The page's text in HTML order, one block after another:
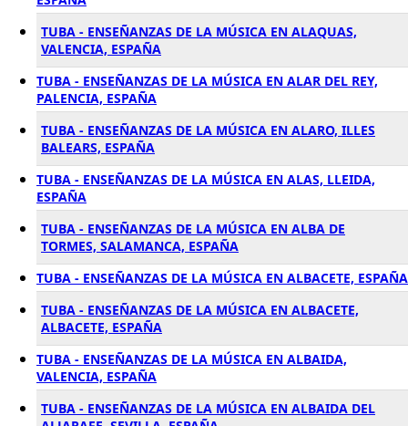
TUBA - ENSEÑANZAS DE LA MÚSICA EN ALAQUAS,
VALENCIA, ESPAÑA
TUBA - ENSEÑANZAS DE LA MÚSICA EN ALAR DEL REY,
PALENCIA, ESPAÑA
TUBA - ENSEÑANZAS DE LA MÚSICA EN ALARO, ILLES
BALEARS, ESPAÑA
TUBA - ENSEÑANZAS DE LA MÚSICA EN ALAS, LLEIDA,
ESPAÑA
TUBA - ENSEÑANZAS DE LA MÚSICA EN ALBA DE
TORMES, SALAMANCA, ESPAÑA
TUBA - ENSEÑANZAS DE LA MÚSICA EN ALBACETE, ESPAÑA
TUBA - ENSEÑANZAS DE LA MÚSICA EN ALBACETE,
ALBACETE, ESPAÑA
TUBA - ENSEÑANZAS DE LA MÚSICA EN ALBAIDA,
VALENCIA, ESPAÑA
TUBA - ENSEÑANZAS DE LA MÚSICA EN ALBAIDA DEL